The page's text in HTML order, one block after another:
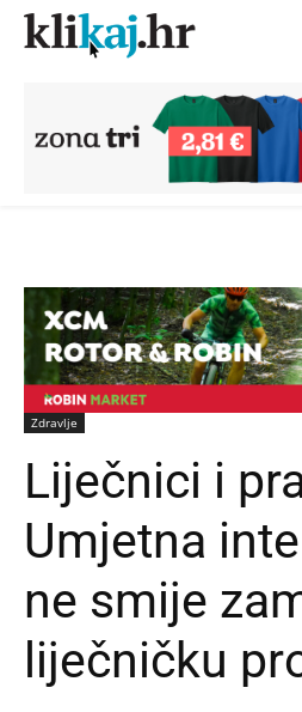
Zdravlje
Liječnici i
Umjetna
ne smije
liječničku